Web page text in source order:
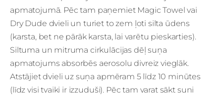
apmatojumā. Pēc tam paņemiet Magic Towel vai
Dry Dude dvieli un turiet to zem ļoti silta ūdens
(karsta, bet ne pārāk karsta, lai varētu pieskarties).
Siltuma un mitruma cirkulācijas dēļ suņa
apmatojums absorbēs aerosolu divreiz vieglāk.
Atstājiet dvieli uz suņa apmēram 5 līdz 10 minūtes
(līdz visi tvaiki ir izzuduši). Pēc tam varat sākt suni